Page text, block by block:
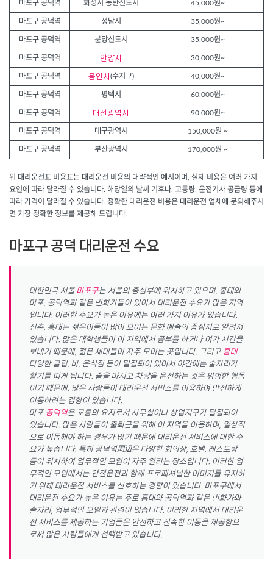
마포구 공덕역 화성시 동탄신도시 45,000원~
마포구 공덕역 성남시 35,000원~
마포구 공덕역 분당신도시 35,000원~
마포구 공덕역 안양시 30,000원~
마포구 공덕역 용인시 (수지구) 40,000원~
마포구 공덕역 평택시 60,000원~
마포구 공덕역 대전광역시 90,000원~
마포구 공덕역 대구광역시 150,000원 ~
마포구 공덕역 부산광역시 170,000원 ~
위 대리운전표 비용표는 대리운전 비용의 대략적인 예시이며, 실제 비용은 여러 가지
요인에 따라 달라질 수 있습니다. 해당일의 날씨 기후나, 교통량, 운전기사 공급량 등에
따라 가격이 달라질 수 있습니다. 정확한 대리운전 비용은 대리운전 업체에 문의해주시
면 가장 정확한 정보를 제공해 드립니다.
마포구 공덕 대리운전 수요
대한민국 서울 마포구는 서울의 중심부에 위치하고 있으며, 홍대와
마포, 공덕역과 같은 번화가들이 있어서 대리운전 수요가 많은 지역
입니다. 이러한 수요가 높은 이유에는 여러 가지 이유가 있습니다.
신촌, 홍대는 젊은이들이 많이 모이는 문화·예술의 중심지로 알려져
있습니다. 많은 대학생들이 이 지역에서 공부를 하거나 여가 시간을
보내기 때문에, 젊은 세대들이 자주 모이는 곳입니다. 그리고 홍대
다양한 클럽, 바, 음식점 등이 밀집되어 있어서 야간에는 술자리가
활기를 띠게 됩니다. 술을 마시고 차량을 운전하는 것은 위험한 행동
이기 때문에, 많은 사람들이 대리운전 서비스를 이용하여 안전하게
이동하려는 경향이 있습니다.
마포 공덕역은 교통의 요지로서 사무실이나 상업지구가 밀집되어
있습니다. 많은 사람들이 출퇴근을 위해 이 지역을 이용하며, 일상적
으로 이동해야 하는 경우가 많기 때문에 대리운전 서비스에 대한 수
요가 높습니다. 특히 공덕역周辺은 다양한 회의장, 호텔, 레스토랑
등이 위치하여 업무적인 모임이 자주 열리는 장소입니다. 이러한 업
무적인 모임에서는 안전운전과 함께 프로페셔널한 이미지를 유지하
기 위해 대리운전 서비스를 선호하는 경향이 있습니다. 마포구에서
대리운전 수요가 높은 이유는 주로 홍대와 공덕역과 같은 번화가와
술자리, 업무적인 모임과 관련이 있습니다. 이러한 지역에서 대리운
전 서비스를 제공하는 기업들은 안전하고 신속한 이동을 제공함으
로써 많은 사람들에게 선택받고 있습니다.